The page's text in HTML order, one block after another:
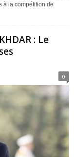
à la compétition de
: Le
0